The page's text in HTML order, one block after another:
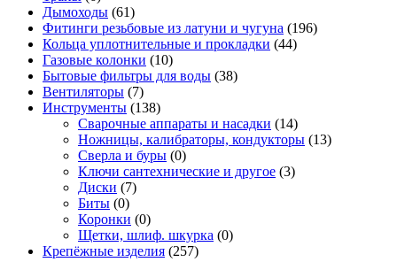
Дымоходы (61)
Фитинги резьбовые из латуни и чугуна (196)
Кольца уплотнительные и прокладки (44)
Газовые колонки (10)
Бытовые фильтры для воды (38)
Вентиляторы (7)
Инструменты (138)
Сварочные аппараты и насадки (14)
Ножницы, калибраторы, кондукторы (13)
Сверла и буры (0)
Ключи сантехнические и другое (3)
Диски (7)
Биты (0)
Коронки (0)
Щетки, шлиф. шкурка (0)
Крепёжные изделия (257)